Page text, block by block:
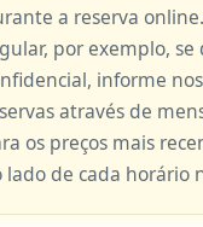
a reserva
por exemplo,
informe
através de
os preços mais
lado de cada horário